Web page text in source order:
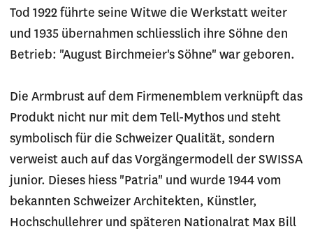
Tod 1922 führte seine Witwe die Werkstatt weiter
und 1935 übernahmen schliesslich ihre Söhne den
Betrieb: "August Birchmeier's Söhne" war geboren.
Die Armbrust auf dem Firmenemblem verknüpft das
Produkt nicht nur mit dem Tell-Mythos und steht
symbolisch für die Schweizer Qualität, sondern
verweist auch auf das Vorgängermodell der SWISSA
junior. Dieses hiess "Patria" und wurde 1944 vom
bekannten Schweizer Architekten, Künstler,
Hochschullehrer und späteren Nationalrat Max Bill